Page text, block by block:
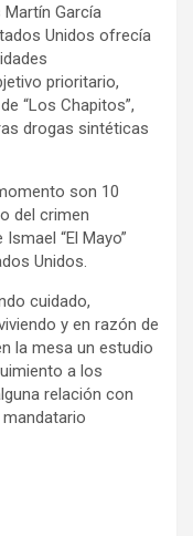
García
Unidos ofrecía
prioritario,
“Los Chapitos”,
drogas sintéticas
son 10
del crimen
“El Mayo”
Unidos.
cuidado,
y en razón de
la mesa un estudio
a los
relación con